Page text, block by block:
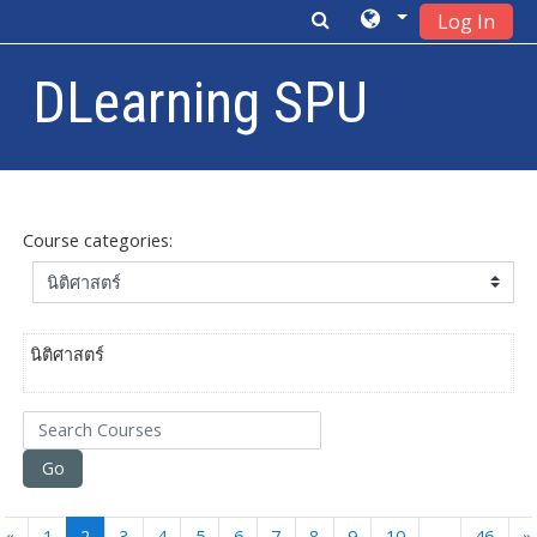
Log In
DLearning SPU
Course categories:
นิติศาสตร์
Search Courses
Go